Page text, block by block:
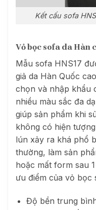
Kết cấu sofa
Vỏ bọc sofa da Hàn
Mẫu sofa HNS17
giả da Hàn Quốc
chọn và nhập khẩu
nhiều màu sắc đa
giúp sản phẩm khi
không có hiện
lún xảy ra khá phổ
thường, làm sản
hoặc mất form sau
ưu điểm của vỏ bọc
Độ bền trung